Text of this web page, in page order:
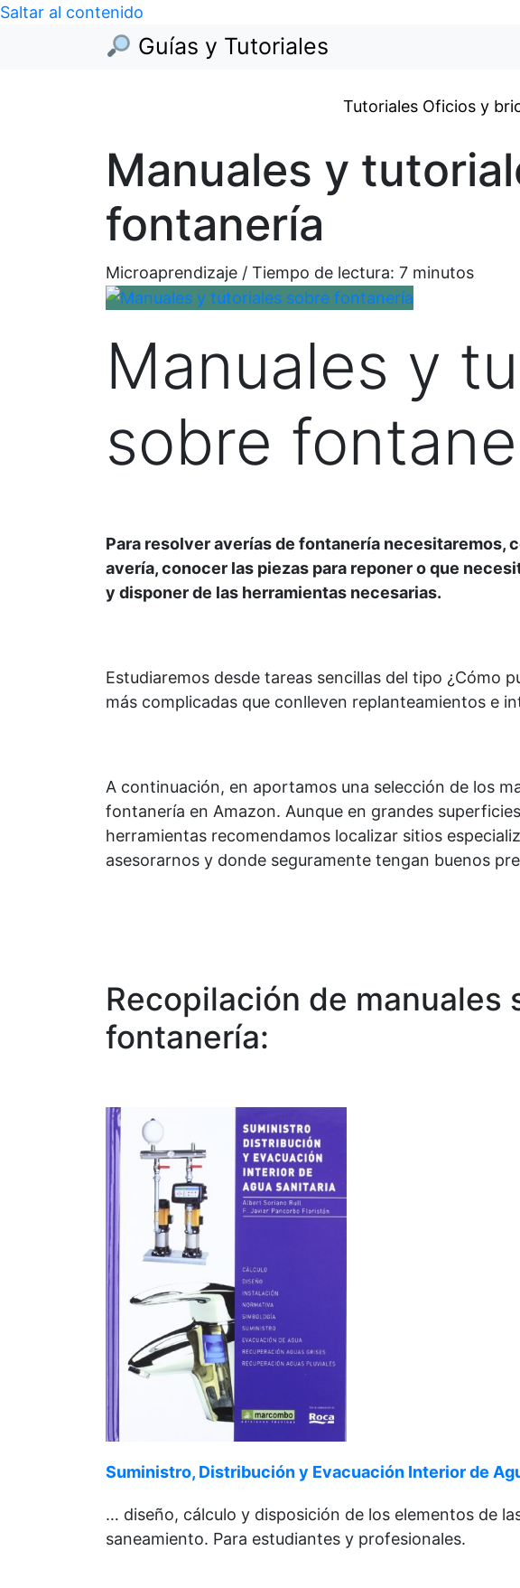
Saltar al contenido
Guías y Tutoriales
Tutoriales Oficios y
Manuales y
fontanería
Microaprendizaje / Tiempo de lectura: 7 minutos
Manuales y
sobre
Para resolver averías de fontanería necesitaremos,
avería, conocer las piezas para reponer o que
y disponer de las herramientas necesarias.
Estudiaremos desde tareas sencillas del tipo ¿Cómo
más complicadas que conlleven replanteamientos e
A continuación, en aportamos una selección de los
fontanería en Amazon. Aunque en grandes
herramientas recomendamos localizar sitios
asesorarnos y donde seguramente tengan buenos
Recopilación de manuales
fontanería:
Suministro, Distribución y Evacuación Interior de
… diseño, cálculo y disposición de los elementos de
saneamiento. Para estudiantes y profesionales.